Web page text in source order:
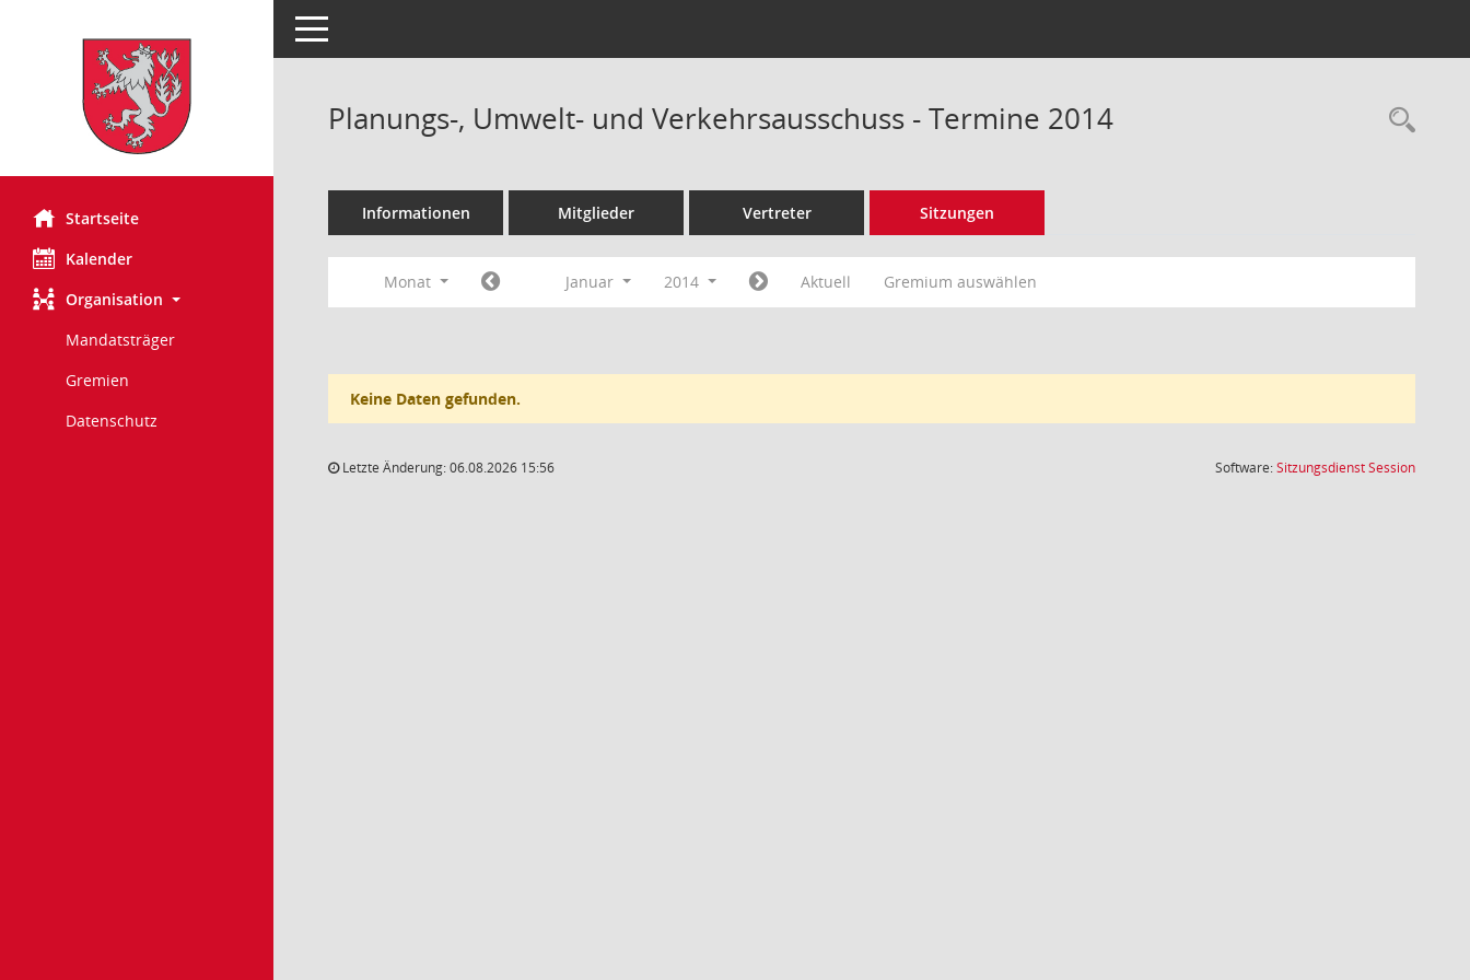
Startseite
Kalender
Organisation
Mandatsträger
Gremien
Datenschutz
Toggle navigation
Planungs-, Umwelt- und Verkehrsausschuss - Termine 2014
Informationen Mitglieder Vertreter Sitzungen
Monat Januar 2014 Aktuell Gremium auswählen
Keine Daten gefunden.
Letzte Änderung: 06.08.2026 15:56 Software:SitzungsdienstSession(Wird in